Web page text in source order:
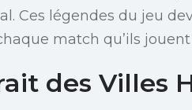
Ces légendes du jeu
match qu’ils
des Villes